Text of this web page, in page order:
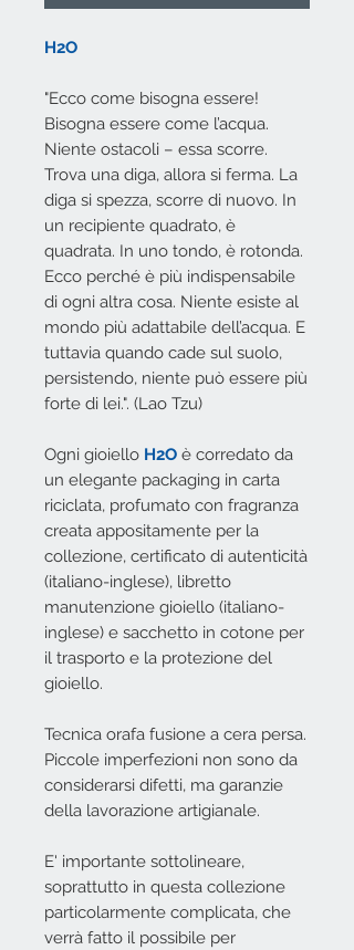
H2O
"Ecco come bisogna essere!
Bisogna essere come l’acqua.
Niente ostacoli – essa scorre.
Trova una diga, allora si ferma. La
diga si spezza, scorre di nuovo. In
un recipiente quadrato, è
quadrata. In uno tondo, è rotonda.
Ecco perché è più indispensabile
di ogni altra cosa. Niente esiste al
mondo più adattabile dell’acqua. E
tuttavia quando cade sul suolo,
persistendo, niente può essere più
forte di lei.". (Lao Tzu)
Ogni gioiello H2O è corredato da
un elegante packaging in carta
riciclata, profumato con fragranza
creata appositamente per la
collezione, certificato di autenticità
(italiano-inglese), libretto
manutenzione gioiello (italiano-
inglese) e sacchetto in cotone per
il trasporto e la protezione del
gioiello.
Tecnica orafa fusione a cera persa.
Piccole imperfezioni non sono da
considerarsi difetti, ma garanzie
della lavorazione artigianale.
E' importante sottolineare,
soprattutto in questa collezione
particolarmente complicata, che
verrà fatto il possibile per